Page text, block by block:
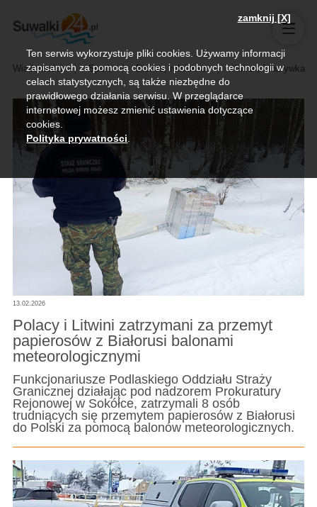
Wiadomości Sport Biznes, rolnictwo Kultura i rozrywka
13.02.2026
Polacy i Litwini zatrzymani za przemyt
papierosów z Białorusi balonami
meteorologicznymi
Funkcjonariusze Podlaskiego Oddziału Straży
Granicznej działając pod nadzorem Prokuratury
Rejonowej w Sokółce, zatrzymali 8 osób
trudniących się przemytem papierosów z Białorusi
do Polski za pomocą balonów meteorologicznych.
zamknij [X]
Ten serwis wykorzystuje pliki cookies. Używamy informacji
zapisanych za pomocą cookies i podobnych technologii w
celach statystycznych, są także niezbędne do
prawidłowego działania serwisu. W przeglądarce
internetowej możesz zmienić ustawienia dotyczące
cookies.
Polityka prywatności